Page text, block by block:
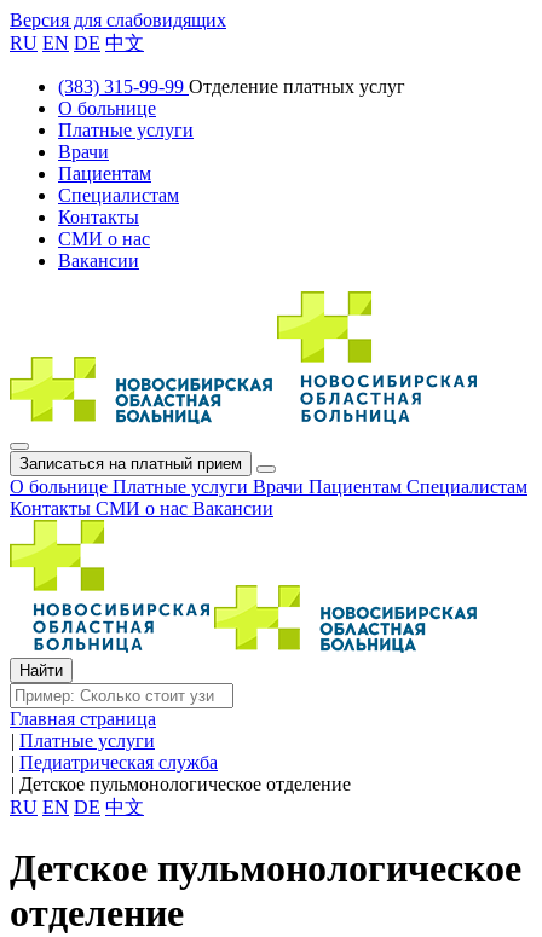
Версия для слабовидящих
RU EN DE 中文
(383) 315-99-99 Отделение платных услуг
О больнице
Платные услуги
Врачи
Пациентам
Специалистам
Контакты
СМИ о нас
Вакансии
Записаться на платный прием
О больнице Платные услуги Врачи Пациентам Специалистам
Контакты СМИ о нас Вакансии
Главная страница
| Платные услуги
| Педиатрическая служба
| Детское пульмонологическое отделение
RU EN DE 中文
Детское пульмонологическое
отделение